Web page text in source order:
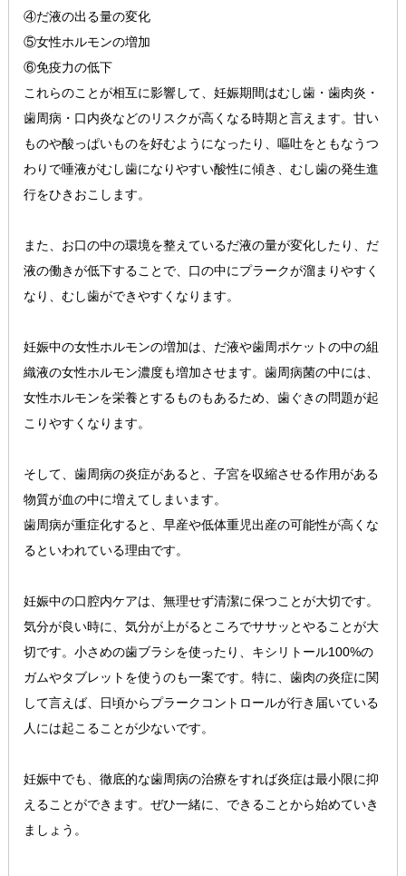
④だ液の出る量の変化
⑤女性ホルモンの増加
⑥免疫力の低下
これらのことが相互に影響して、妊娠期間はむし歯・歯肉炎・
歯周病・口内炎などのリスクが高くなる時期と言えます。甘い
ものや酸っぱいものを好むようになったり、嘔吐をともなうつ
わりで唾液がむし歯になりやすい酸性に傾き、むし歯の発生進
行をひきおこします。
また、お口の中の環境を整えているだ液の量が変化したり、だ
液の働きが低下することで、口の中にプラークが溜まりやすく
なり、むし歯ができやすくなります。
妊娠中の女性ホルモンの増加は、だ液や歯周ポケットの中の組
織液の女性ホルモン濃度も増加させます。歯周病菌の中には、
女性ホルモンを栄養とするものもあるため、歯ぐきの問題が起
こりやすくなります。
そして、歯周病の炎症があると、子宮を収縮させる作用がある
物質が血の中に増えてしまいます。
歯周病が重症化すると、早産や低体重児出産の可能性が高くな
るといわれている理由です。
妊娠中の口腔内ケアは、無理せず清潔に保つことが大切です。
気分が良い時に、気分が上がるところでササッとやることが大
切です。小さめの歯ブラシを使ったり、キシリトール100%の
ガムやタブレットを使うのも一案です。特に、歯肉の炎症に関
して言えば、日頃からプラークコントロールが行き届いている
人には起こることが少ないです。
妊娠中でも、徹底的な歯周病の治療をすれば炎症は最小限に抑
えることができます。ぜひ一緒に、できることから始めていき
ましょう。